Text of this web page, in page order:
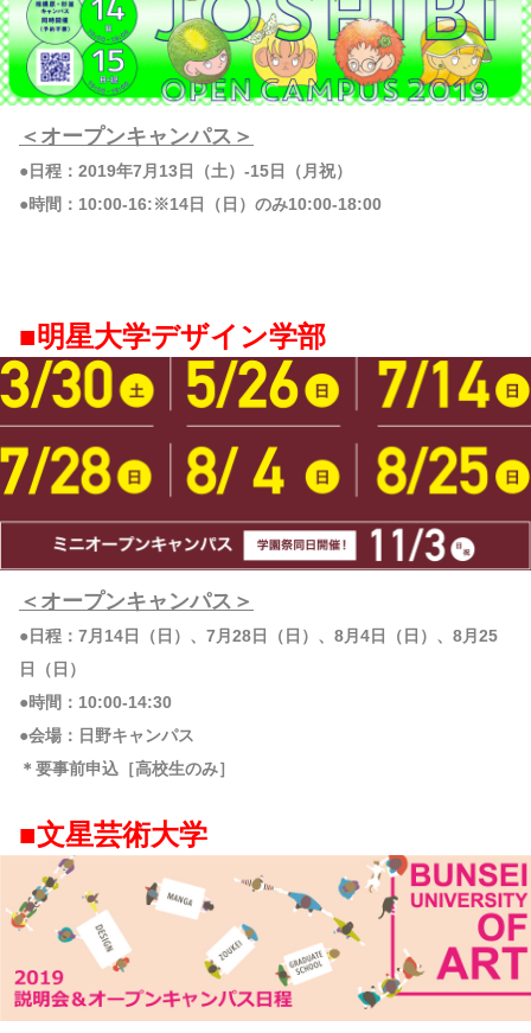
＜オープンキャンパス＞
●日程：2019年7月13日（土）-15日（月祝）
●時間：10:00-16:※14日（日）のみ10:00-18:00
■明星大学デザイン学部
＜オープンキャンパス＞
●日程：7月14日（日）、7月28日（日）、8月4日（日）、8月25
日（日）
●時間：10:00-14:30
●会場：日野キャンパス
＊要事前申込［高校生のみ］
■文星芸術大学